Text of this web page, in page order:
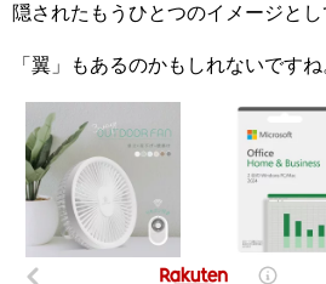
隠されたもうひとつのイメージとし
「翼」もあるのかもしれないですね